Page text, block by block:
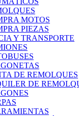
MOTOS
PIEZAS
Y TRANSPORTE
DE REMOLQUES
DE